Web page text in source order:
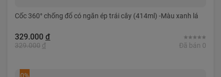
Cốc 360° chống đổ có ngăn ép trái cây (414ml) -Màu xanh lá
329.000 đ
329.000 đ Đã bán 0